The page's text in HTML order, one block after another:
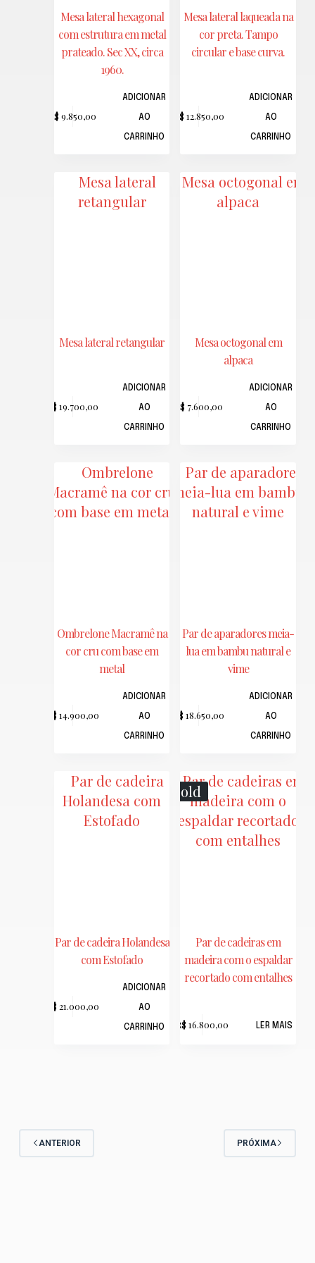
Mesa lateral hexagonal
com estrutura em metal
prateado. Sec XX, circa
1960.
R$ 9.850,00
ADICIONAR
AO
CARRINHO
Mesa lateral laqueada na
cor preta. Tampo
circular e base curva.
R$ 12.850,00
ADICIONAR
AO
CARRINHO
Mesa lateral retangular
R$ 19.700,00
ADICIONAR
AO
CARRINHO
Mesa octogonal em
alpaca
R$ 7.600,00
ADICIONAR
AO
CARRINHO
Ombrelone Macramê na
cor cru com base em
metal
R$ 14.900,00
ADICIONAR
AO
CARRINHO
Par de aparadores meia-
lua em bambu natural e
vime
R$ 18.650,00
ADICIONAR
AO
CARRINHO
Par de cadeira Holandesa
com Estofado
R$ 21.000,00
ADICIONAR
AO
CARRINHO
Sold
Par de cadeiras em
madeira com o espaldar
recortado com entalhes
R$ 16.800,00 LER MAIS
ANTERIOR PRÓXIMA